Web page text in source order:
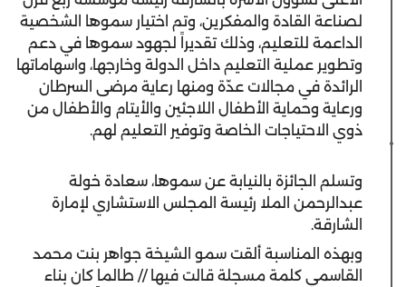
لصناعة القادة والمفكرين، وتم اختيار سموها الشخصية
الداعمة للتعليم، وذلك تقديراً لجهود سموها في دعم
وتطوير عملية التعليم داخل الدولة وخارجها، واسهاماتها
الرائدة في مجالات عدّة ومنها رعاية مرضى السرطان
ورعاية وحماية الأطفال اللاجئين والأيتام والأطفال من
ذوي الاحتياجات الخاصة وتوفير التعليم لهم.
وتسلم الجائزة بالنيابة عن سموها، سعادة خولة
عبدالرحمن الملا رئيسة المجلس الاستشاري لإمارة
الشارقة.
وبهذه المناسبة ألقت سمو الشيخة جواهر بنت محمد
القاسمي كلمة مسجلة قالت فيها // طالما كان بناء